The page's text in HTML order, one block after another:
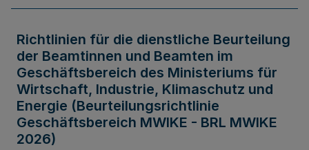
Richtlinien für die dienstliche Beurteilung
der Beamtinnen und Beamten im
Geschäftsbereich des Ministeriums für
Wirtschaft, Industrie, Klimaschutz und
Energie (Beurteilungsrichtlinie
Geschäftsbereich MWIKE - BRL MWIKE
2026)